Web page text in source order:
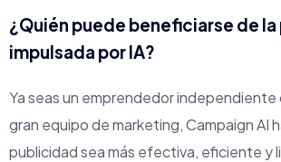
¿Quién puede beneficiarse de
impulsada por IA?
Ya seas un emprendedor independiente
gran equipo de marketing, Campaign AI
publicidad sea más efectiva, eficiente y